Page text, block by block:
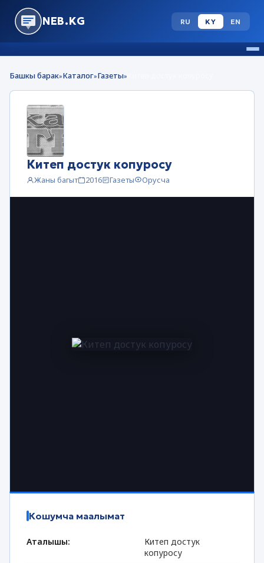
NEB.KG RU KY EN
Башкы барак»Каталог»Газеты»
Китеп достук копуросу
Жаны багыт 2016 Газеты Орусча
Кошумча маалымат
Аталышы:
Китеп достук
копуросу